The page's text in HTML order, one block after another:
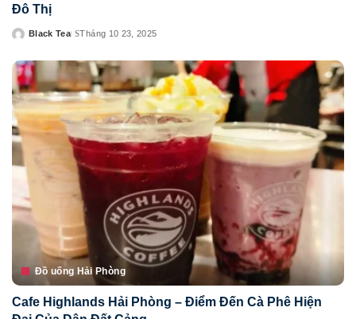
Đô Thị
Posted
Black Tea Tháng 10 23, 2025
Đồ uống Hải Phòng
Cafe Highlands Hải Phòng – Điểm Đến Cà Phê Hiện